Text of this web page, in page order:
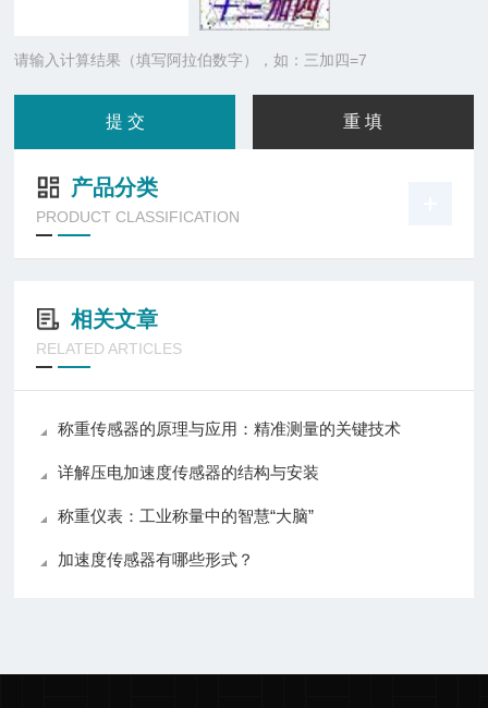
请输入计算结果（填写阿拉伯数字），如：三加四=7
产品分类
PRODUCT CLASSIFICATION
相关文章
RELATED ARTICLES
称重传感器的原理与应用：精准测量的关键技术
详解压电加速度传感器的结构与安装
称重仪表：工业称量中的智慧“大脑”
加速度传感器有哪些形式？